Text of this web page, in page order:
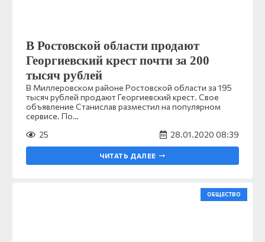
В Ростовской области продают
Георгиевский крест почти за 200
тысяч рублей
В Миллеровском районе Ростовской области за 195
тысяч рублей продают Георгиевский крест. Свое
объявление Станислав разместил на популярном
сервисе. По…
25
28.01.2020 08:39
ЧИТАТЬ ДАЛЕЕ
ОБЩЕСТВО